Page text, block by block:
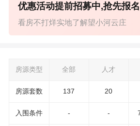
看房不打烊实地了解望小河云庄
优惠活动提前招募中,抢先报名
房源类型 全部 人才
房源套数 137 20
入围条件 - -